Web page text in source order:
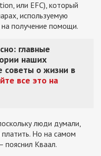
или EFC), который
используемую
получение помощи.
главные
наших
советы о жизни в
все это на
люди думали,
Но на самом
пояснил Кваал.